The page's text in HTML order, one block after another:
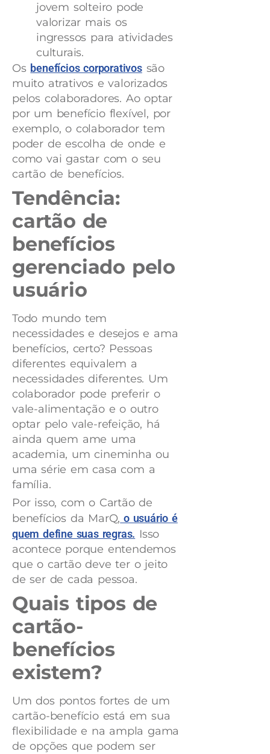
jovem solteiro pode
valorizar mais os
ingressos para atividades
culturais.
Os benefícios corporativossão
muito atrativos e valorizados
pelos colaboradores. Ao optar
por um benefício flexível, por
exemplo, o colaborador tem
poder de escolha de onde e
como vai gastar com o seu
cartão de benefícios.
Tendência:
cartão de
benefícios
gerenciado pelo
usuário
Todo mundo tem
necessidades e desejos e ama
benefícios, certo? Pessoas
diferentes equivalem a
necessidades diferentes. Um
colaborador pode preferir o
vale-alimentação e o outro
optar pelo vale-refeição, há
ainda quem ame uma
academia, um cineminha ou
uma série em casa com a
família.
Por isso, com o Cartão de
benefícios da MarQ, o usuário é
quem define suas regras. Isso
acontece porque entendemos
que o cartão deve ter o jeito
de ser de cada pessoa.
Quais tipos de
cartão-
benefícios
existem?
Um dos pontos fortes de um
cartão-benefício está em sua
flexibilidade e na ampla gama
de opções que podem ser